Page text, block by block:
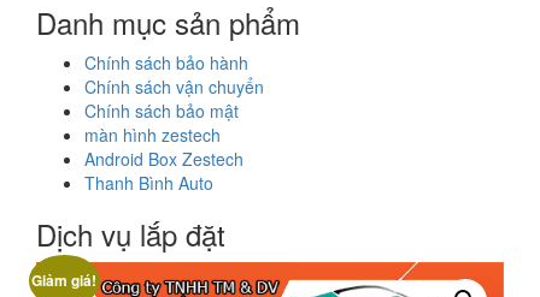
Danh mục sản phẩm
Chính sách bảo hành
Chính sách vận chuyển
Chính sách bảo mật
màn hình zestech
Android Box Zestech
Thanh Bình Auto
Dịch vụ lắp đặt
Giảm giá!